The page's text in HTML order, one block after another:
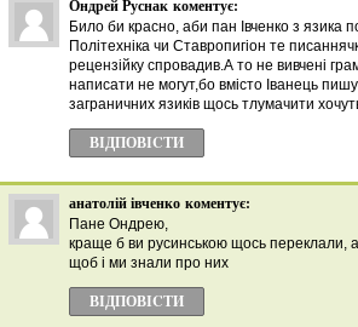
Ондрей Руснак коментує:
Било би красно, аби пан Івченко з язика
Політехніка чи Ставропигіон те
рецензійку спровадив.А то не вивчені
написати не могут,бо вмісто Іванець
заграничних язиків щось тлумачити
ВІДПОВІCТИ
анатолій івченко коментує:
Пане Ондрею,
краще б ви русинською щось переклали,
щоб і ми знали про них
ВІДПОВІCТИ